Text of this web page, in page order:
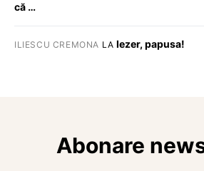
că …
ILIESCU CREMONA LA Iezer, papusa!
Abonare